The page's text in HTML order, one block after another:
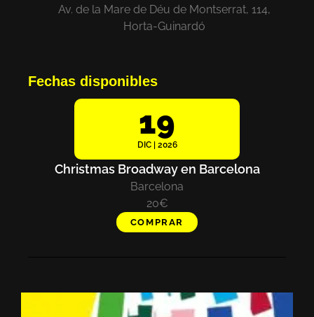
Av. de la Mare de Déu de Montserrat, 114,
Horta-Guinardó
Fechas disponibles
19
DIC | 2026
Christmas Broadway en Barcelona
Barcelona
20€
COMPRAR